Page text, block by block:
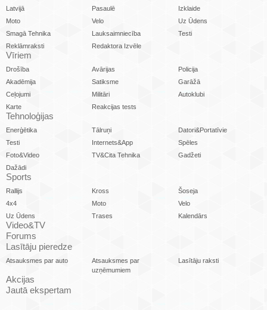
Latvijā Pasaulē
Izklaide
Moto
Velo
Uz Ūdens
Smagā Tehnika
Lauksaimniecība
Testi
Reklāmraksti
Redaktora Izvēle
Vīriem
Drošība Avārijas
Policija
Akadēmija
Satiksme
Garāžā
Ceļojumi
Militāri
Autoklubi
Karte
Reakcijas tests
Tehnoloģijas
Enerģētika Tālruņi
Datori&Portatīvie
Testi
Internets&App
Spēles
Foto&Video
TV&Cita Tehnika
Gadžeti
Dažādi
Sports
Rallijs Kross
Šoseja
4x4
Moto
Velo
Uz Ūdens
Trases Kalendārs
Video&TV
Forums
Lasītāju pieredze
Atsauksmes par auto
Atsauksmes par
uzņēmumiem
Lasītāju raksti
Akcijas
Jautā ekspertam